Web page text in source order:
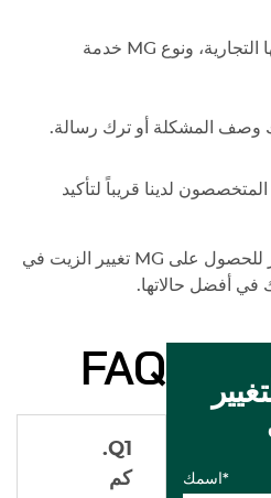
ونوع MG خدمة
وصف المشكلة أو ترك رسالة.
لدينا قريباً لتأكيد
للحصول على MG تغيير الزيت في
في أفضل حالاتها.
FAQ
Q1.
كم
اسمك*